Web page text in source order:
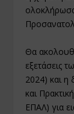
Θα
εξετάσεις
2024) και η
και
ΕΠΑΛ) για